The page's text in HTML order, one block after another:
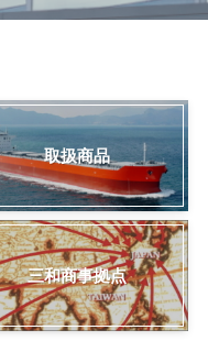
取扱商品
三和商事拠点